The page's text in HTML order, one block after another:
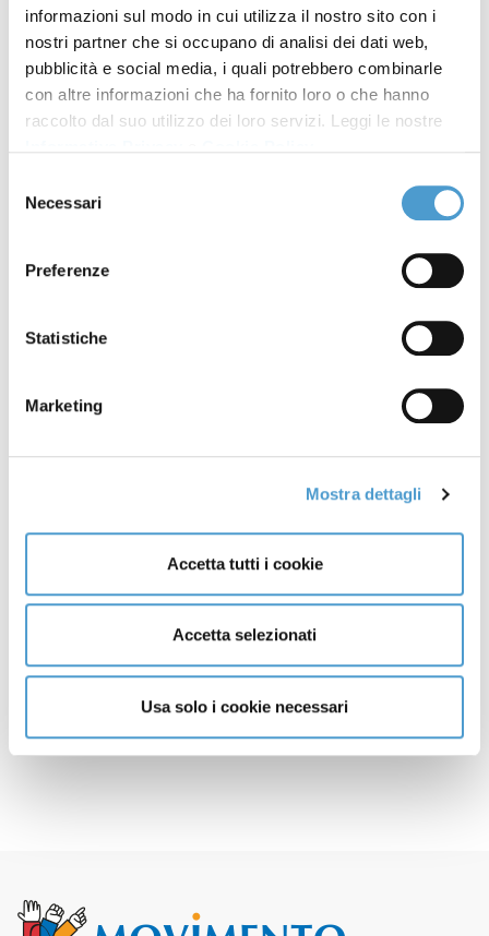
informazioni sul modo in cui utilizza il nostro sito con i
nostri partner che si occupano di analisi dei dati web,
pubblicità e social media, i quali potrebbero combinarle
con altre informazioni che ha fornito loro o che hanno
raccolto dal suo utilizzo dei loro servizi. Leggi le nostre
delNecessari
Preferenze
Statistiche
Marketing
Mostra dettagli
Accetta tutti i cookie
Accetta selezionati
Usa solo i cookie necessari
Firenze
2023
Domande e risposte su
mercato libero e tutelato
15 Novembre
2023
Esc Energy, news e
27 Luglio 2023
energetico sostenibile
26 Aprile 2023
Esc Energy, il 26 aprile evento
20 Aprile 2023
15 Marzo 2023
Comunità energetiche: MC
partecipa a consultazione
pubblica su disciplina
22 Dicembre